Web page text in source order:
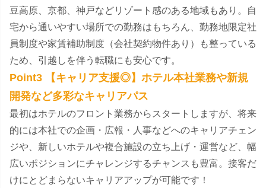
豆高原、京都、神戸などリゾート感のある地域もあり。自
宅から通いやすい場所での勤務はもちろん、勤務地限定社
員制度や家賃補助制度（会社契約物件あり）も整っている
ため、引越しを伴う転職にも安心です。
Point3 【キャリア支援◎】ホテル本社業務や新規
開発など多彩なキャリアパス
最初はホテルのフロント業務からスタートしますが、将来
的には本社での企画・広報・人事などへのキャリアチェン
ジや、新しいホテルや複合施設の立ち上げ・運営など、幅
広いポジションにチャレンジするチャンスも豊富。接客だ
けにとどまらないキャリアアップが可能です！